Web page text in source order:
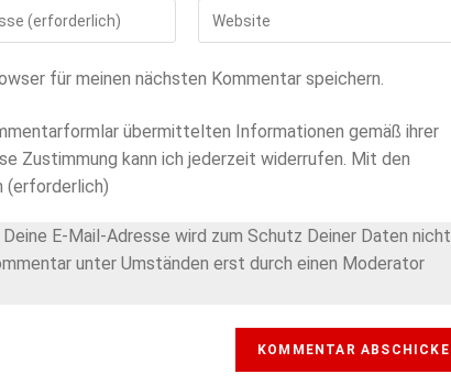
Gib
URL
(optional)
für meinen nächsten Kommentar speichern.
übermittelten Informationen gemäß ihrer
Zustimmung kann ich jederzeit widerrufen. Mit den
(erforderlich)
E-Mail-Adresse wird zum Schutz Deiner Daten nicht
unter Umständen erst durch einen Moderator